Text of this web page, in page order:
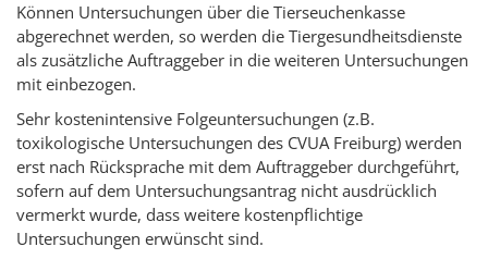
Können Untersuchungen über die Tierseuchenkasse
abgerechnet werden, so werden die Tiergesundheitsdienste
als zusätzliche Auftraggeber in die weiteren Untersuchungen
mit einbezogen.
Sehr kostenintensive Folgeuntersuchungen (z.B.
toxikologische Untersuchungen des CVUA Freiburg) werden
erst nach Rücksprache mit dem Auftraggeber durchgeführt,
sofern auf dem Untersuchungsantrag nicht ausdrücklich
vermerkt wurde, dass weitere kostenpflichtige
Untersuchungen erwünscht sind.